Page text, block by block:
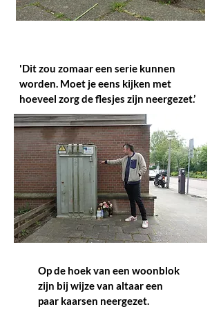
'Dit zou zomaar een serie kunnen
worden. Moet je eens kijken met
hoeveel zorg de flesjes zijn neergezet.’
Op de hoek van een woonblok
zijn bij wijze van altaar een
paar kaarsen neergezet.